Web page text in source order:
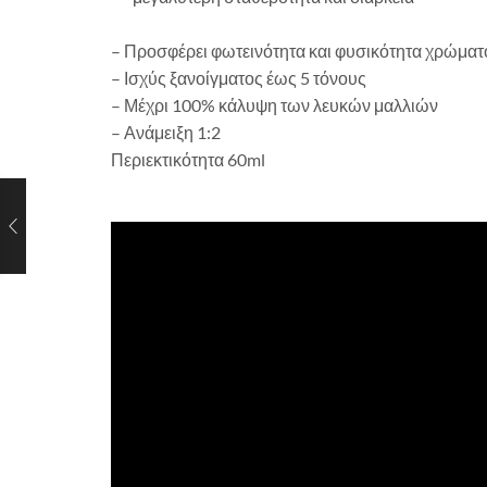
– Προσφέρει φωτεινότητα και φυσικότητα
– Ισχύς ξανοίγματος έως 5 τόνους
– Μέχρι 100% κάλυψη των λευκών μαλλιών
– Ανάμειξη 1:2
Περιεκτικότητα 60ml